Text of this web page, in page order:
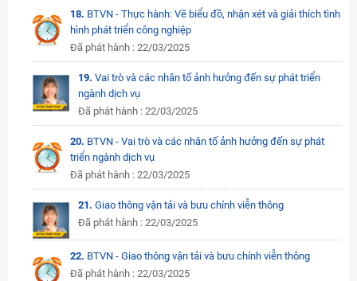
18. BTVN - Thực hành: Vẽ biểu đồ, nhận xét và giải thích tình
hình phát triển công nghiệp
Đã phát hành : 22/03/2025
19. Vai trò và các nhân tố ảnh hưởng đến sự phát triển
ngành dịch vụ
Đã phát hành : 22/03/2025
20. BTVN - Vai trò và các nhân tố ảnh hưởng đến sự phát
triển ngành dịch vụ
Đã phát hành : 22/03/2025
21. Giao thông vận tải và bưu chính viễn thông
Đã phát hành : 22/03/2025
22. BTVN - Giao thông vận tải và bưu chính viễn thông
Đã phát hành : 22/03/2025